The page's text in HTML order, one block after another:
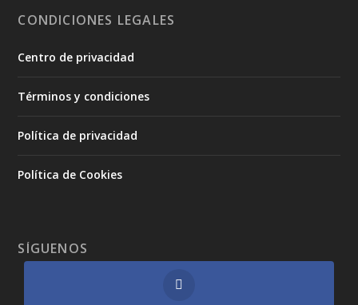
CONDICIONES LEGALES
Centro de privacidad
Términos y condiciones
Política de privacidad
Política de Cookies
SÍGUENOS